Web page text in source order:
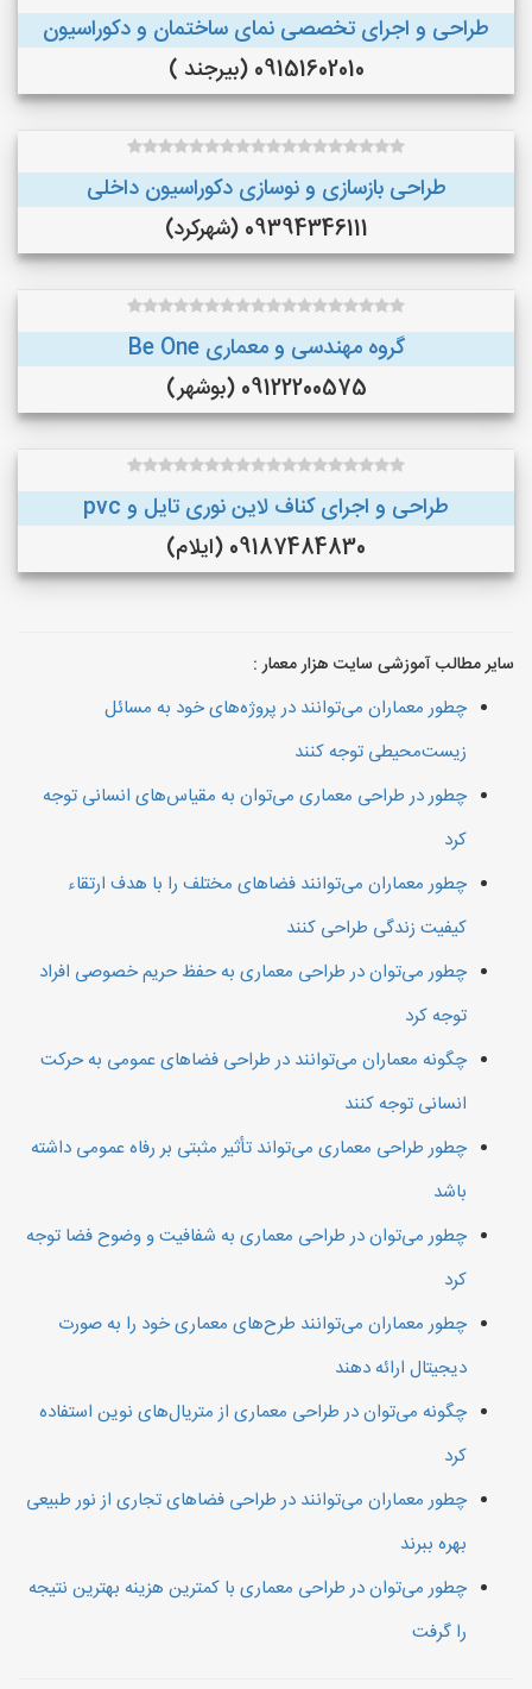
طراحی و اجرای تخصصی نمای ساختمان و دکوراسیون
09151602010 (بیرجند )
طراحی بازسازی و نوسازی دکوراسیون داخلی
09394346111 (شهرکرد)
گروه مهندسی و معماری Be One
09122200575 (بوشهر)
طراحی و اجرای کناف لاین نوری تایل و pvc
09187484830 (ایلام)
سایر مطالب آموزشی سایت هزار معمار :
چطور معماران می‌توانند در پروژه‌های خود به مسائل
زیست‌محیطی توجه کنند
چطور در طراحی معماری می‌توان به مقیاس‌های انسانی توجه
کرد
چطور معماران می‌توانند فضاهای مختلف را با هدف ارتقاء
کیفیت زندگی طراحی کنند
چطور می‌توان در طراحی معماری به حفظ حریم خصوصی افراد
توجه کرد
چگونه معماران می‌توانند در طراحی فضاهای عمومی به حرکت
انسانی توجه کنند
چطور طراحی معماری می‌تواند تأثیر مثبتی بر رفاه عمومی داشته
باشد
چطور می‌توان در طراحی معماری به شفافیت و وضوح فضا توجه
کرد
چطور معماران می‌توانند طرح‌های معماری خود را به صورت
دیجیتال ارائه دهند
چگونه می‌توان در طراحی معماری از متریال‌های نوین استفاده
کرد
چطور معماران می‌توانند در طراحی فضاهای تجاری از نور طبیعی
بهره ببرند
چطور می‌توان در طراحی معماری با کمترین هزینه بهترین نتیجه
را گرفت